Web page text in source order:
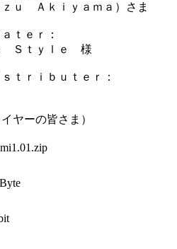
ｚｕ Ａｋｉｙａｍａ）さま
ｔｅｒ：
Ｓｔｙｌｅ 様
ｒｉｂｕｔｅｒ：
ヤーの皆さま）